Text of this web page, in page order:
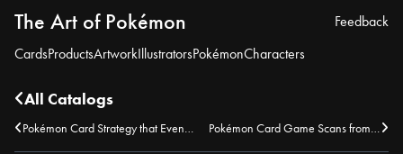
The Art of Pokémon
CardsProductsArtworkIllustratorsPokémonCharacters
Feedback
All Catalogs
Pokémon Card Strategy that Even Adults Can Understand Pokémon Card Game Scans from pokemon_dec